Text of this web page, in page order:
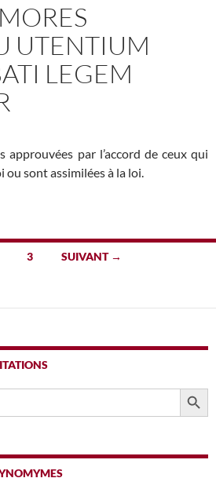
UTENTIUM
LEGEM
approuvées par l’accord de ceux qui
ou sont assimilées à la loi.
3 SUIVANT →
SEARCH